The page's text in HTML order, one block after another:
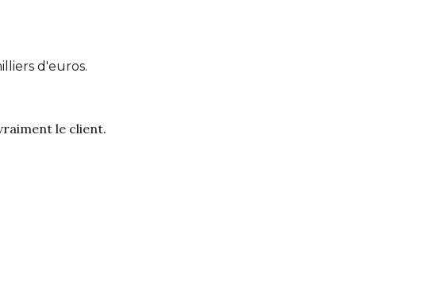
d'euros.
le client.